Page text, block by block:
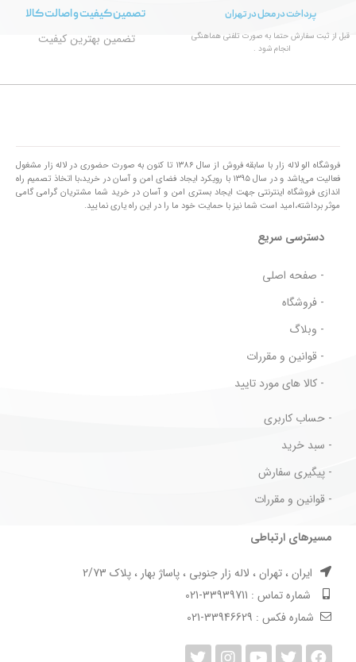
پرداخت در محل در تهران
قبل از ثبت سفارش حتما به صورت تلفنی هماهنگی
انجام شود .
تصمین کیفیت و اصالت کالا
تضمین بهترین کیفیت
فروشگاه الو لاله زار با سابقه فروش از سال ۱۳۸۶ تا کنون به صورت حضوری در لاله زار مشغول
فعالیت می‌باشد و در سال ۱۳۹۵ با رویکرد ایجاد فضای امن و آسان در خرید،با اتخاذ تصمیم راه
اندازی فروشگاه اینترنتی جهت ایجاد بستری امن و آسان در خرید شما مشتریان گرامی گامی
موثر برداشته،امید است شما نیز با حمایت خود ما را در این راه یاری نمایید.
دسترسی سریع
- صفحه اصلی
- فروشگاه
- وبلاگ
- قوانین و مقررات
- کالا های مورد تایید
- حساب کاربری
- سبد خرید
- پیگیری سفارش
- قوانین و مقررات
مسیرهای ارتباطی
ایران ، تهران ، لاله زار جنوبی ، پاساژ بهار ، پلاک 2/73
شماره تماس : 33939711-021
شماره فکس : 33946629-021